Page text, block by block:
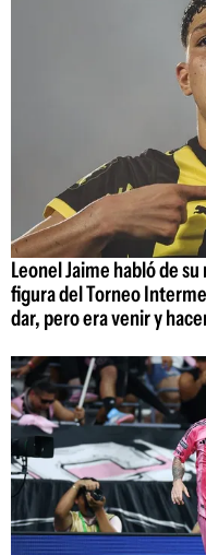
Leonel Jaime habló de
figura del Torneo
dar, pero era venir y